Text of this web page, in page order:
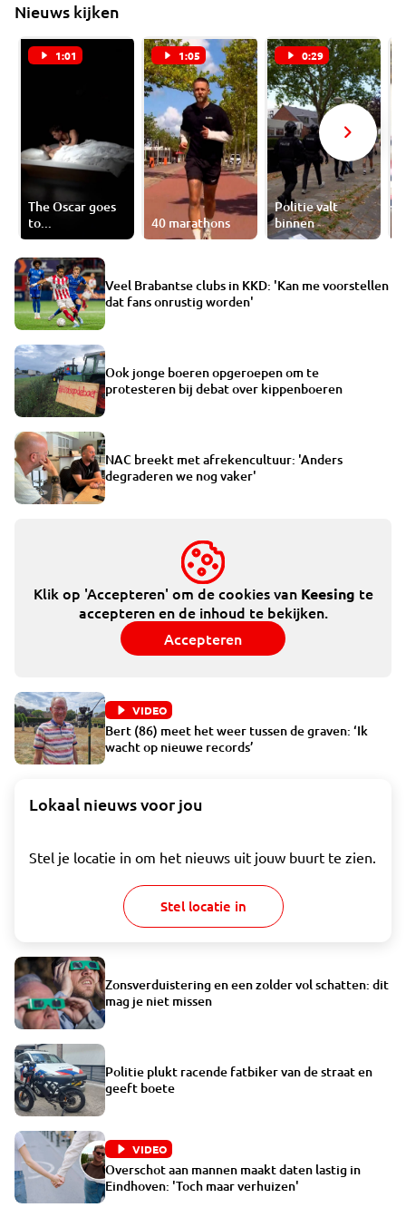
Nieuws kijken
1:01
The Oscar goes
to...
1:05
40 marathons
0:29
Politie valt
binnen
Veel Brabantse clubs in KKD: 'Kan me voorstellen
dat fans onrustig worden'
Ook jonge boeren opgeroepen om te
protesteren bij debat over kippenboeren
NAC breekt met afrekencultuur: 'Anders
degraderen we nog vaker'
Klik op 'Accepteren' om de cookies van Keesing te
accepteren en de inhoud te bekijken.
Accepteren
VIDEO
Bert (86) meet het weer tussen de graven: ‘Ik
wacht op nieuwe records’
Lokaal nieuws voor jou
Stel je locatie in om het nieuws uit jouw buurt te zien.
Stel locatie in
Zonsverduistering en een zolder vol schatten: dit
mag je niet missen
Politie plukt racende fatbiker van de straat en
geeft boete
VIDEO
Overschot aan mannen maakt daten lastig in
Eindhoven: 'Toch maar verhuizen'